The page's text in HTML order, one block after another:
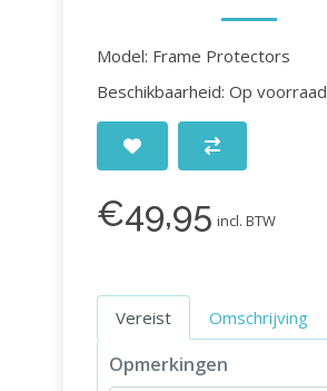
Model: Frame Protectors
Beschikbaarheid: Op voorraad
€49,95 incl. BTW
Vereist Omschrijving
Opmerkingen